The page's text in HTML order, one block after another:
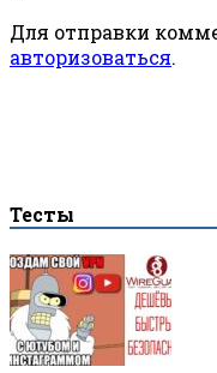
Для отправки
авторизоваться.
Тесты